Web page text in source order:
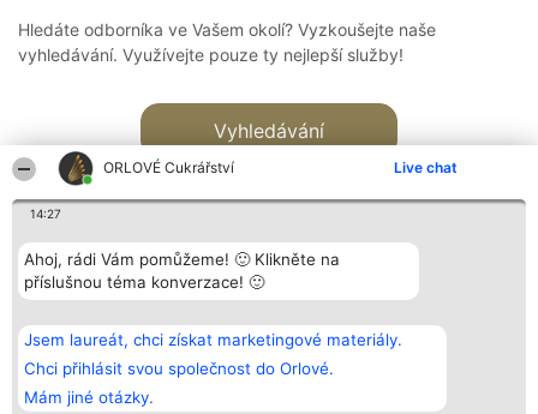
ORLOVÉ Cukrářství Live chat
14:27
Ahoj, rádi Vám pomůžeme! 🙂 Klikněte na
příslušnou téma konverzace! 🙂
Jsem laureát, chci získat marketingové materiály.
Chci přihlásit svou společnost do Orlové.
Mám jiné otázky.
Hledáte odborníka ve Vašem okolí? Vyzkoušejte naše
vyhledávání. Využívejte pouze ty nejlepší služby!
Vyhledávání
Bright Side Solutions sp. z o.
o. sp. k.
ul. Ruska 22
Wrocław 50-079
KRS 0000749100 | Regon
Vítězové
Seznam všech
laureátů
Zásady
Kontakt